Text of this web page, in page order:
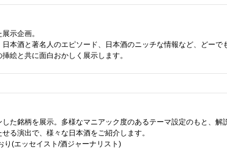
示企画。
本酒と著名人のエピソード、日本酒のニッチな情報など、どーで
絵と共に面白おかしく展示します。
た銘柄を展示。多様なマニアック度のあるテーマ設定のもと、解
る演出で、様々な日本酒をご紹介します。
り(エッセイスト/酒ジャーナリスト)